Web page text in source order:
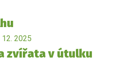
12. 2025
zvířata v útulku